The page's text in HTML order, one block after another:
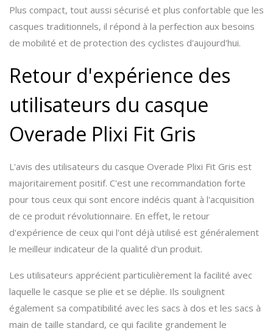
Plus compact, tout aussi sécurisé et plus confortable que les
casques traditionnels, il répond à la perfection aux besoins
de mobilité et de protection des cyclistes d'aujourd'hui.
Retour d'expérience des
utilisateurs du casque
Overade Plixi Fit Gris
L'avis des utilisateurs du casque Overade Plixi Fit Gris est
majoritairement positif. C'est une recommandation forte
pour tous ceux qui sont encore indécis quant à l'acquisition
de ce produit révolutionnaire. En effet, le retour
d'expérience de ceux qui l'ont déjà utilisé est généralement
le meilleur indicateur de la qualité d'un produit.
Les utilisateurs apprécient particulièrement la facilité avec
laquelle le casque se plie et se déplie. Ils soulignent
également sa compatibilité avec les sacs à dos et les sacs à
main de taille standard, ce qui facilite grandement le